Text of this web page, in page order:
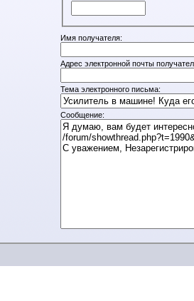
Имя получателя:
Адрес электронной почты
Тема электронного письма:
Сообщение: